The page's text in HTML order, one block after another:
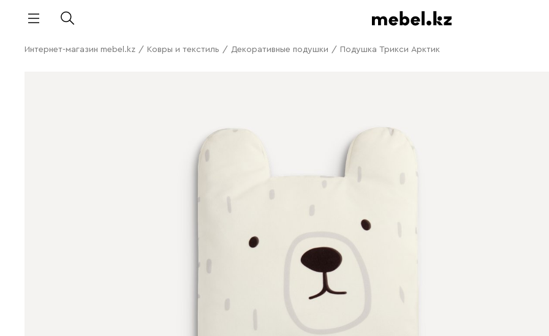
Интернет-магазин mebel.kz / Ковры и текстиль / Декоративные подушки / Подушка Трикси Арктик